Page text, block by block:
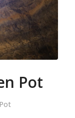
Pot